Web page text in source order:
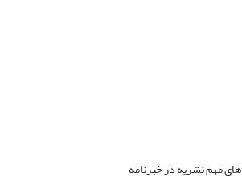
های مهم نشریه در خبرنامه